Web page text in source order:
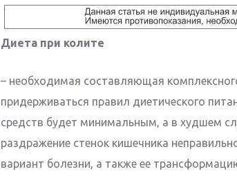
Диета при колите
– необходимая составляющая
придерживаться правил диетического
средств будет минимальным, а в худшем
раздражение стенок кишечника
вариант болезни, а также ее